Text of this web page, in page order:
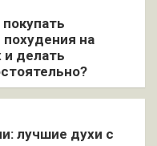
на
и делать
лучшие духи с